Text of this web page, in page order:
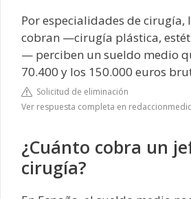
Por especialidades de cirugía,
cobran —cirugía plástica,
— perciben un sueldo medio
70.400 y los 150.000 euros
Solicitud de eliminación
Ver respuesta completa en
¿Cuánto cobra un
cirugía?